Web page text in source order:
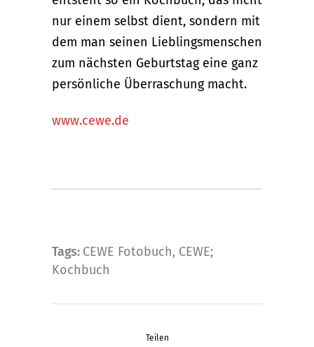
nur einem selbst dient, sondern mit
dem man seinen Lieblingsmenschen
zum nächsten Geburtstag eine ganz
persönliche Überraschung macht.
www.cewe.de
Tags: CEWE Fotobuch, CEWE;
Kochbuch
Teilen